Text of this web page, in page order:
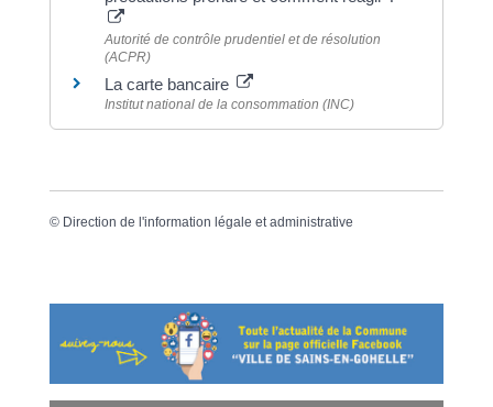
Autorité de contrôle prudentiel et de résolution
(ACPR)
La carte bancaire
Institut national de la consommation (INC)
© Direction de l'information légale et administrative